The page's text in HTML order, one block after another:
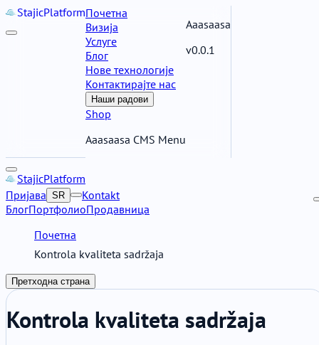
StajicPlatformПочетна
Визија
Услуге
Блог
Нове технологије
Контактирајте нас
Наши радови
Shop
Aaasaasa CMS Menu
Aaasaasa
v0.0.1
StajicPlatform
БлогПортфолиоПродавница
Пријава SR Kontakt
Почетна
Kontrola kvaliteta sadržaja
Претходна страна
Kontrola kvaliteta sadržaja